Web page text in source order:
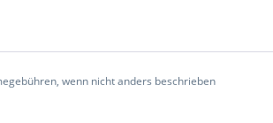
wenn nicht anders beschrieben